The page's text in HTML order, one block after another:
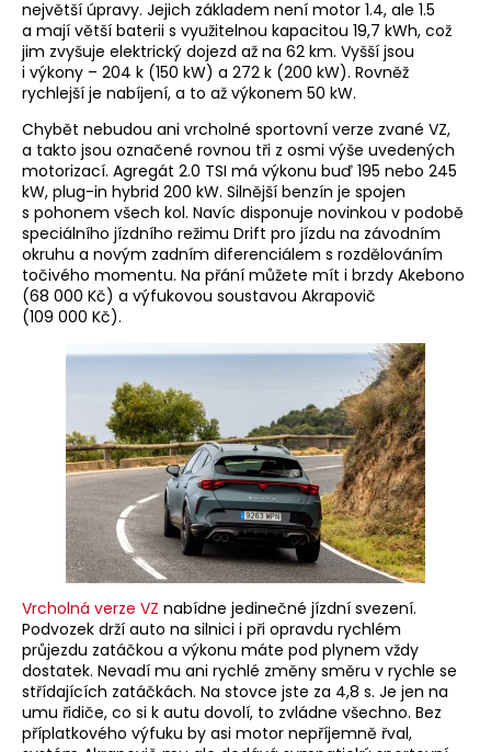
největší úpravy. Jejich základem není motor 1.4, ale 1.5
a mají větší baterii s využitelnou kapacitou 19,7 kWh, což
jim zvyšuje elektrický dojezd až na 62 km. Vyšší jsou
i výkony – 204 k (150 kW) a 272 k (200 kW). Rovněž
rychlejší je nabíjení, a to až výkonem 50 kW.
Chybět nebudou ani vrcholné sportovní verze zvané VZ,
a takto jsou označené rovnou tři z osmi výše uvedených
motorizací. Agregát 2.0 TSI má výkonu buď 195 nebo 245
kW, plug-in hybrid 200 kW. Silnější benzín je spojen
s pohonem všech kol. Navíc disponuje novinkou v podobě
speciálního jízdního režimu Drift pro jízdu na závodním
okruhu a novým zadním diferenciálem s rozdělováním
točivého momentu. Na přání můžete mít i brzdy Akebono
(68 000 Kč) a výfukovou soustavou Akrapovič
(109 000 Kč).
Vrcholná verze VZ nabídne jedinečné jízdní svezení.
Podvozek drží auto na silnici i při opravdu rychlém
průjezdu zatáčkou a výkonu máte pod plynem vždy
dostatek. Nevadí mu ani rychlé změny směru v rychle se
střídajících zatáčkách. Na stovce jste za 4,8 s. Je jen na
umu řidiče, co si k autu dovolí, to zvládne všechno. Bez
příplatkového výfuku by asi motor nepříjemně řval,